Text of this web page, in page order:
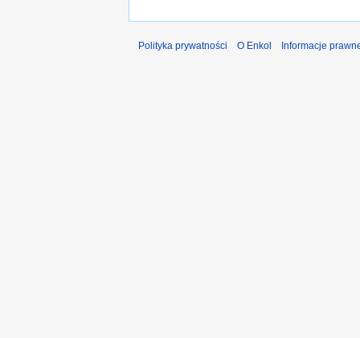
Polityka prywatności O Enkol Informacje